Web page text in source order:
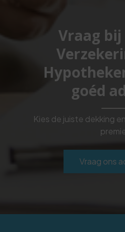
Vraag bij
goéd
Kies de juiste dekking
Vraag ons